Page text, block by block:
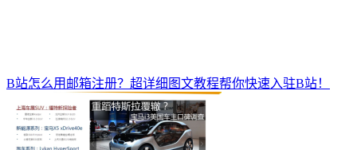
B站怎么用邮箱注册？超详细图文教程帮你快速入驻B站！